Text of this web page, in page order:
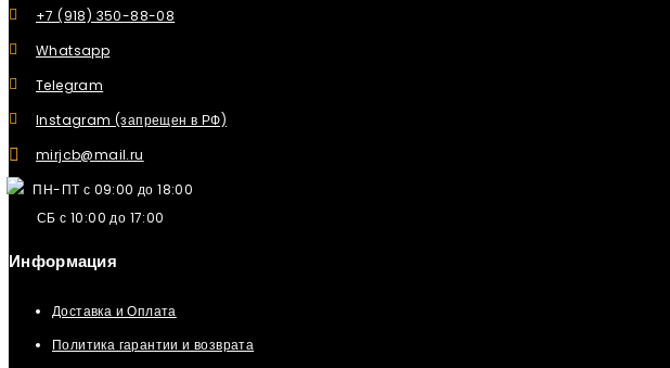
+7 (918) 350-88-08
Whatsapp
Telegram
Instagram (запрещен в РФ)
mirjcb@mail.ru
ПН-ПТ с 09:00 до 18:00
СБ с 10:00 до 17:00
Информация
Доставка и Оплата
Политика гарантии и возврата